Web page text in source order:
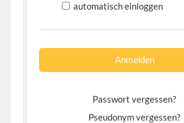
automatisch einloggen
Passwort vergessen?
Pseudonym vergessen?